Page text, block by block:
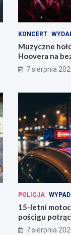
KONCERT
Muzyczne
Hoovera na
Wrocławiu
7 sierpnia
POLICJA
15-letni
pościgu
Lwówku
7 sierpnia